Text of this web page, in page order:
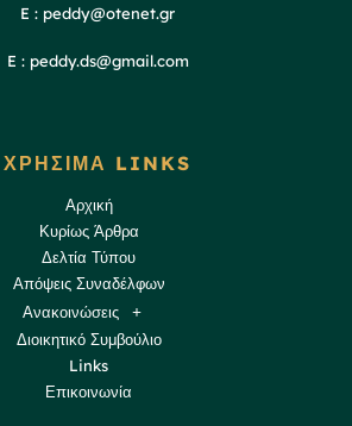
E : peddy@otenet.gr
E : peddy.ds@gmail.com
ΧΡΗΣΙΜΑ LINKS
Αρχική
Κυρίως Άρθρα
Δελτία Τύπου
Απόψεις Συναδέλφων
Ανακοινώσεις
Διοικητικό Συμβούλιο
Links
Επικοινωνία